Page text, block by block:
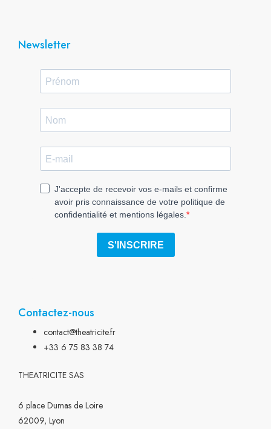
Newsletter
Contactez-nous
contact@theatricite.fr
+33 6 75 83 38 74
THEATRICITE SAS
6 place Dumas de Loire
62009, Lyon